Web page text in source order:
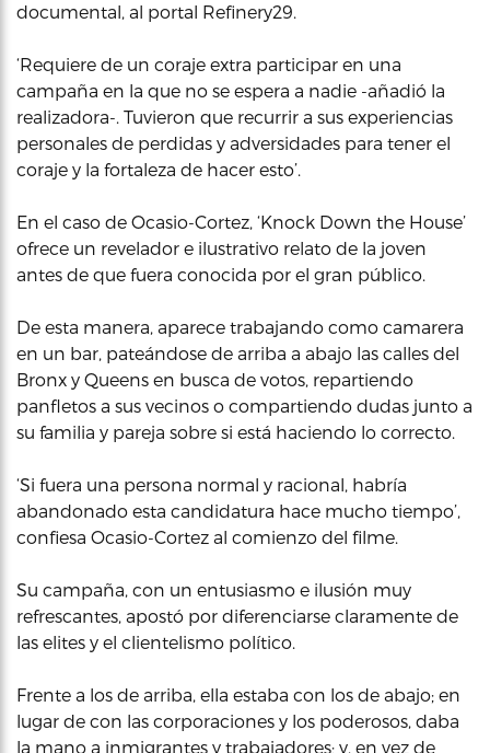
documental, al portal Refinery29.
‘Requiere de un coraje extra participar en una
campaña en la que no se espera a nadie -añadió la
realizadora-. Tuvieron que recurrir a sus experiencias
personales de perdidas y adversidades para tener el
coraje y la fortaleza de hacer esto’.
En el caso de Ocasio-Cortez, ‘Knock Down the House’
ofrece un revelador e ilustrativo relato de la joven
antes de que fuera conocida por el gran público.
De esta manera, aparece trabajando como camarera
en un bar, pateándose de arriba a abajo las calles del
Bronx y Queens en busca de votos, repartiendo
panfletos a sus vecinos o compartiendo dudas junto a
su familia y pareja sobre si está haciendo lo correcto.
‘Si fuera una persona normal y racional, habría
abandonado esta candidatura hace mucho tiempo’,
confiesa Ocasio-Cortez al comienzo del filme.
Su campaña, con un entusiasmo e ilusión muy
refrescantes, apostó por diferenciarse claramente de
las elites y el clientelismo político.
Frente a los de arriba, ella estaba con los de abajo; en
lugar de con las corporaciones y los poderosos, daba
la mano a inmigrantes y trabajadores; y, en vez de